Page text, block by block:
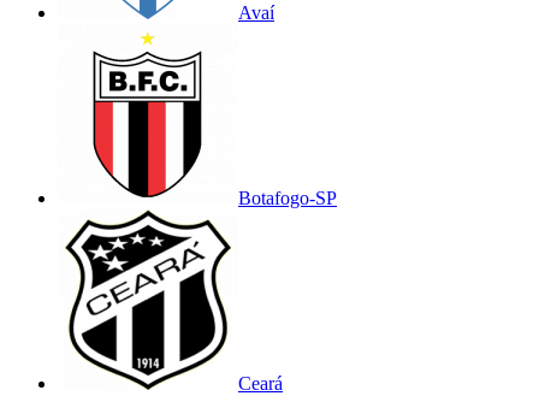
Avaí
Botafogo-SP
Ceará